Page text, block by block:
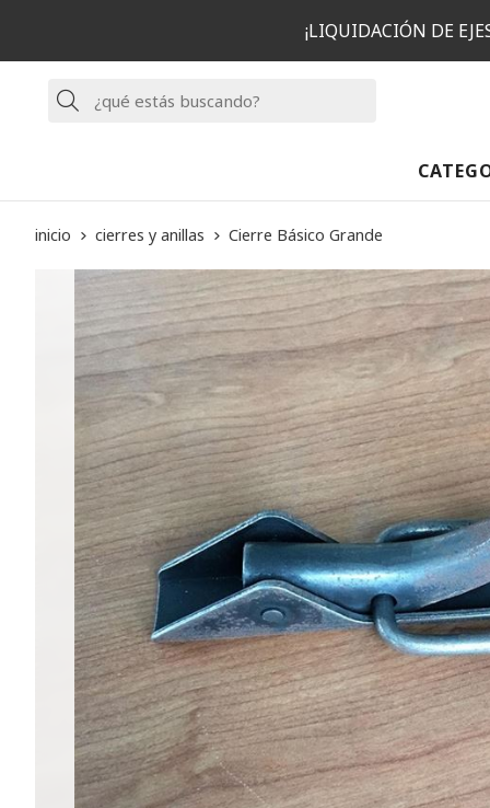
¡LIQUIDACIÓN DE
Buscar
inicio cierres y anillas Cierre Básico Grande